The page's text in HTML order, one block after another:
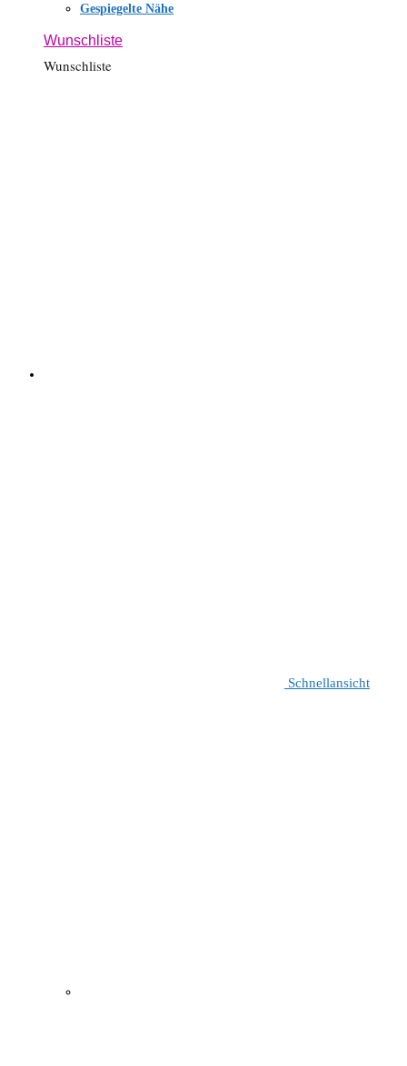
Gespiegelte Nähe
Wunschliste
Wunschliste
Schnellansicht